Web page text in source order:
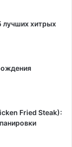
лучших хитрых
Fried Steak):